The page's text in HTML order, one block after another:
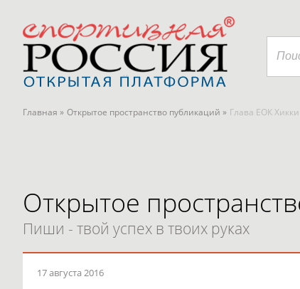
Главная » Открытое пространство публикаций » Глава ЕОК
Открытое
Пиши - твой успех в твоих руках
17 августа 2016